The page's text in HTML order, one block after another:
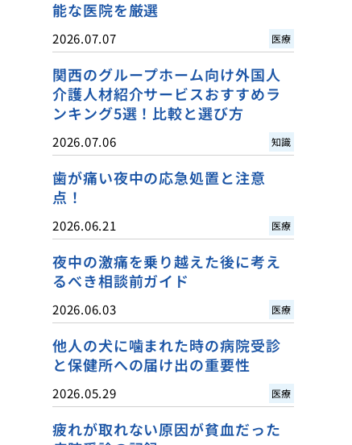
能な医院を厳選
2026.07.07 医療
関西のグループホーム向け外国人
介護人材紹介サービスおすすめラ
ンキング5選！比較と選び方
2026.07.06 知識
歯が痛い夜中の応急処置と注意
点！
2026.06.21 医療
夜中の激痛を乗り越えた後に考え
るべき相談前ガイド
2026.06.03 医療
他人の犬に噛まれた時の病院受診
と保健所への届け出の重要性
2026.05.29 医療
疲れが取れない原因が貧血だった